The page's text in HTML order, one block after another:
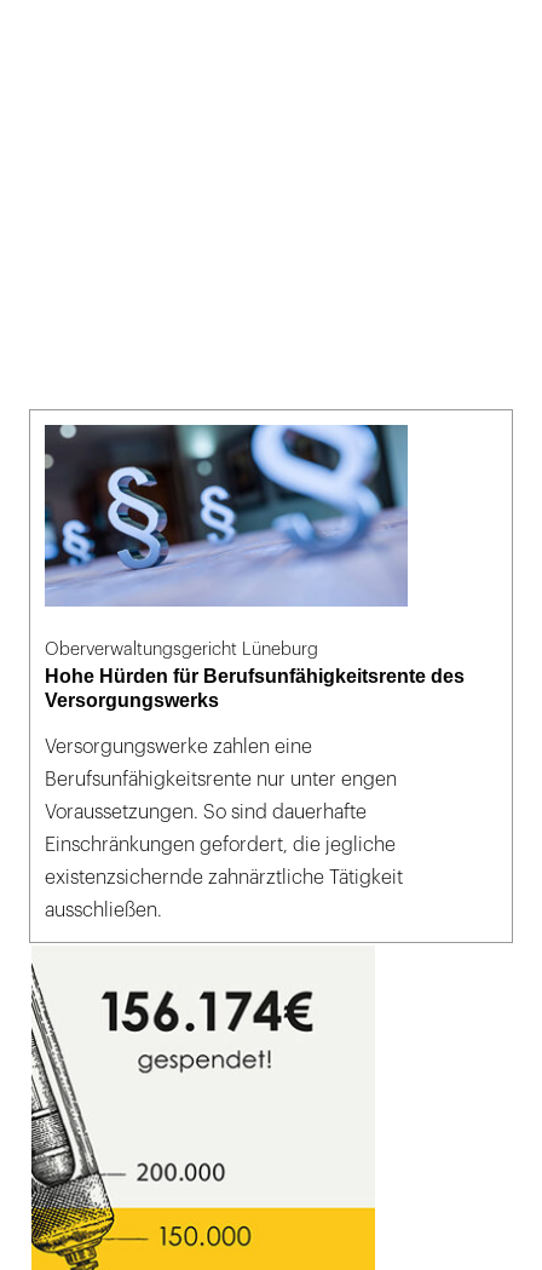
Oberverwaltungsgericht Lüneburg
Hohe Hürden für Berufsunfähigkeitsrente des
Versorgungswerks
Versorgungswerke zahlen eine
Berufsunfähigkeitsrente nur unter engen
Voraussetzungen. So sind dauerhafte
Einschränkungen gefordert, die jegliche
existenzsichernde zahnärztliche Tätigkeit
ausschließen.